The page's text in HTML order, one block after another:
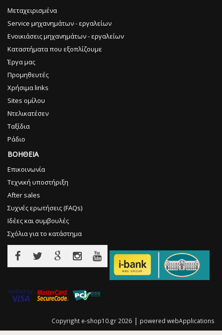
Μεταχειρισμένα
Service μηχανημάτων - εργαλείων
Ενοικιάσεις μηχανημάτων - εργαλείων
Καταστήματα που εξοπλίζουμε
Έργα μας
Προμηθευτές
Χρήσιμα links
Sites ομίλου
Ντελικατέσεν
Ταξίδια
Ράδιο
ΒΟΗΘΕΙΑ
Επικοινωνία
Τεχνική υποστήριξη
After sales
Συχνές ερωτήσεις (FAQs)
Ιδέες και συμβουλές
Σχόλια για το κατάστημα
Copyright e-shop10.gr 2026 | powered webApplications